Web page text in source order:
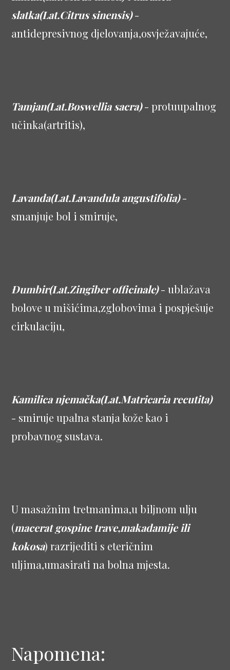
slatka(Lat.Citrus sinensis)-
antidepresivnog djelovanja,osvježavajuće,
Tamjan(Lat.Boswellia sacra)- protuupalnog
učinka(artritis),
Lavanda(Lat.Lavandula angustifolia)-
smanjuje bol i smiruje,
Đumbir(Lat.Zingiber officinale)- ublažava
bolove u mišićima,zglobovima i pospješuje
cirkulaciju,
Kamilica njemačka(Lat.Matricaria recutita)
- smiruje upalna stanja kože kao i
probavnog sustava.
U masažnim tretmanima,u biljnom ulju
(macerat gospine trave,makadamije ili
kokosa) razrijediti s eteričnim
uljima,umasirati na bolna mjesta.
Napomena: